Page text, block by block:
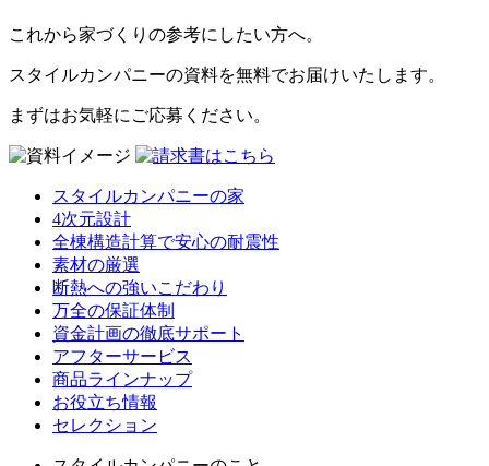
これから家づくりの参考にしたい方へ。
スタイルカンパニーの資料を無料でお届けいたします。
まずはお気軽にご応募ください。
スタイルカンパニーの家
4次元設計
全棟構造計算で安心の耐震性
素材の厳選
断熱への強いこだわり
万全の保証体制
資金計画の徹底サポート
アフターサービス
商品ラインナップ
お役立ち情報
セレクション